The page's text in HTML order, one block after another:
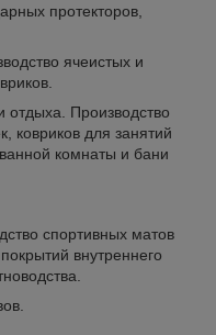
протекторов,
ячеистых и
отдыха. Производство
ковриков для занятий
комнаты и бани
спортивных матов
внутреннего